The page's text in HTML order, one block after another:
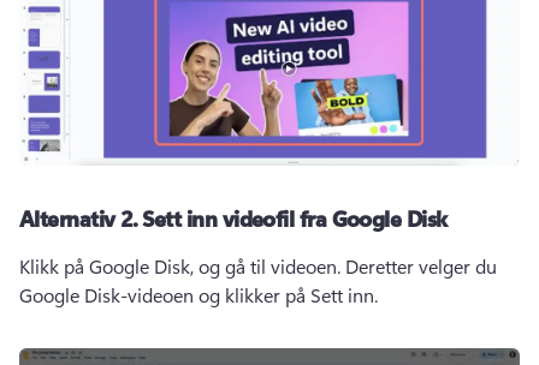
Alternativ 2.Sett inn videofil fra Google Disk
Klikk på Google Disk, og gå til videoen. Deretter velger du
Google Disk-videoen og klikker på Sett inn.